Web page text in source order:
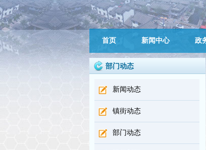
首页 新闻中心 政
部门动态
新闻动态
镇街动态
部门动态